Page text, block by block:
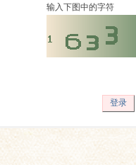
输入下图中的字符
登录